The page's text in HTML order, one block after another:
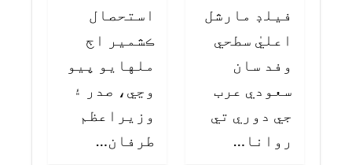
فيلڊ مارشل
اعليٰ سطحي
وفد سان
سعودي عرب
جي دوري تي
روانا…
استحصال
ڪشمير اڄ
ملهايو پيو
وڃي، صدر ۽
وزيراعظم
طرفان…